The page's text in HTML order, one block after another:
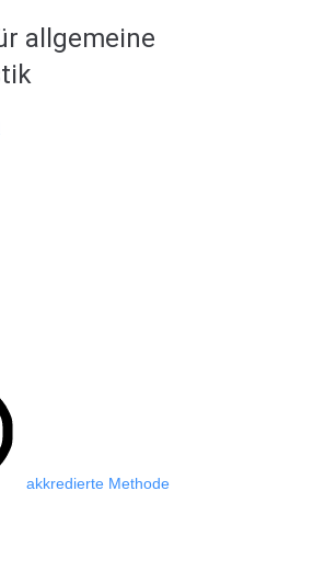
allgemeine
akkredierte Methode